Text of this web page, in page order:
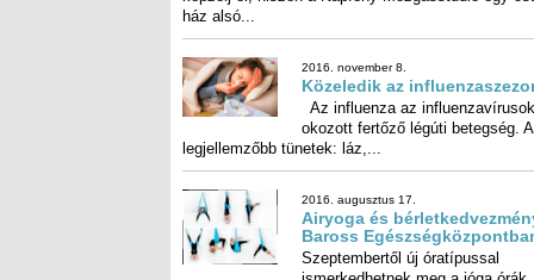
ház alsó...
2016. november 8.
Közeledik az
Az influenza az
okozott fertőző légúti
legjellemzőbb tünetek: láz,...
2016. augusztus 17.
Airyoga és
Baross
Szeptembertől új óratípussal
ismerkedhetnek meg a jóga órák